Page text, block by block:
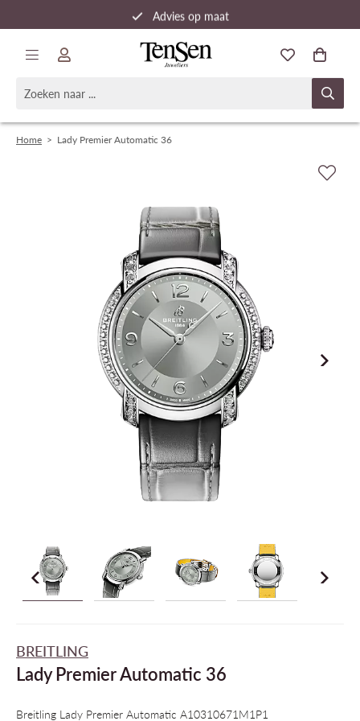
Advies op maat
Snelle verzending
Home > Lady Premier Automatic 36
BREITLING
Lady Premier Automatic 36
Breitling Lady Premier Automatic A10310671M1P1